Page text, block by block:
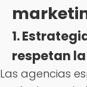
1.
respetan
Las agencias